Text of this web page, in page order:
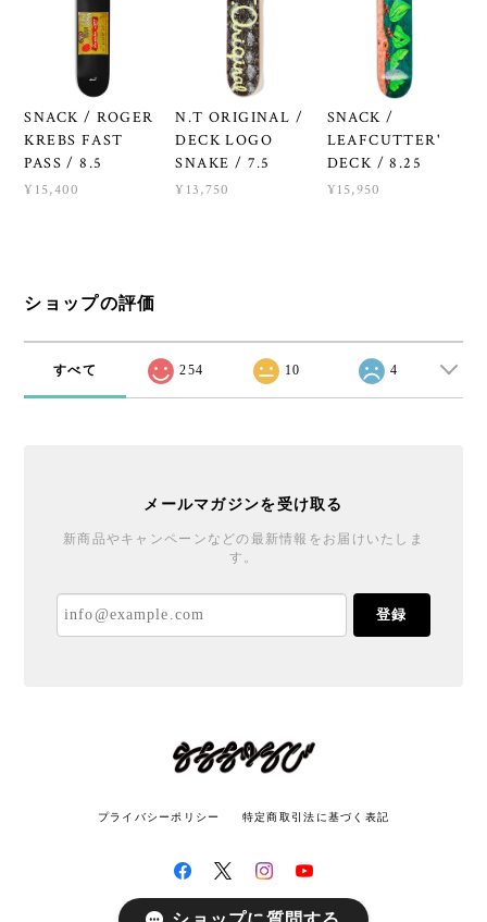
SNACK / ROGER
KREBS FAST
PASS / 8.5
¥15,400
N.T ORIGINAL /
DECK LOGO
SNAKE / 7.5
¥13,750
SNACK /
LEAFCUTTER'
DECK / 8.25
¥15,950
ショップの評価
すべて 254 10 4
メールマガジンを受け取る
新商品やキャンペーンなどの最新情報をお届けいたしま
す。
登録
プライバシーポリシー 特定商取引法に基づく表記